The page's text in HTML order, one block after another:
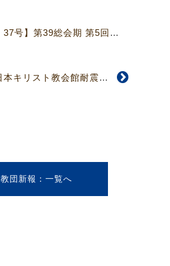
【4836・37号】第39総会期 第5回常議員会
【4838号】日本キリスト教会館耐震工事完了
教団新報